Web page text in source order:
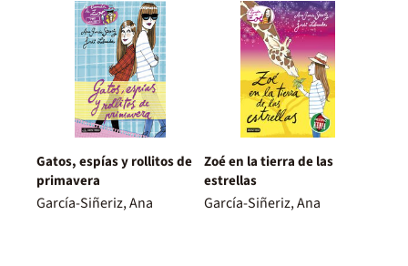
Gatos, espías y rollitos de
primavera
García-Siñeriz, Ana
Zoé en la tierra de las
estrellas
García-Siñeriz, Ana